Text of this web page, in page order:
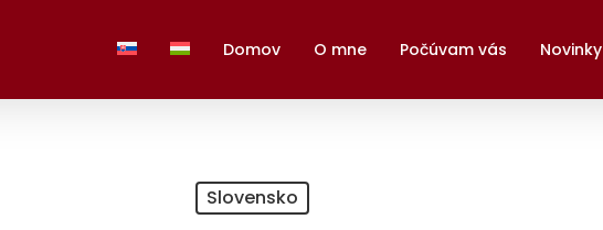
Domov O mne Počúvam vás Novinky
Slovensko